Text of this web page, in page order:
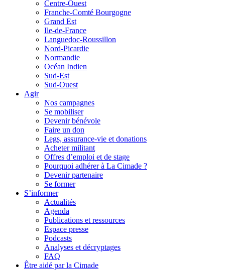
Centre-Ouest
Franche-Comté Bourgogne
Grand Est
Ile-de-France
Languedoc-Roussillon
Nord-Picardie
Normandie
Océan Indien
Sud-Est
Sud-Ouest
Agir
Nos campagnes
Se mobiliser
Devenir bénévole
Faire un don
Legs, assurance-vie et donations
Acheter militant
Offres d’emploi et de stage
Pourquoi adhérer à La Cimade ?
Devenir partenaire
Se former
S’informer
Actualités
Agenda
Publications et ressources
Espace presse
Podcasts
Analyses et décryptages
FAQ
Être aidé par la Cimade